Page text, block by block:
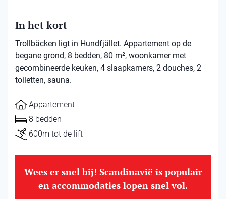
In het kort
Trollbäcken ligt in Hundfjället. Appartement op de
begane grond, 8 bedden, 80 m², woonkamer met
gecombineerde keuken, 4 slaapkamers, 2 douches, 2
toiletten, sauna.
Appartement
8 bedden
600m tot de lift
Wees er snel bij! Scandinavië is populair
en accommodaties lopen snel vol.